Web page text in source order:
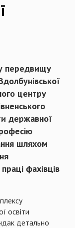
передвищу
центру
державної
шляхом
фахівців
освіти
детально